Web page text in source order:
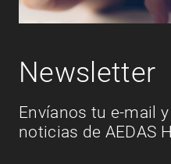
Newsletter
Envíanos tu e-mail
noticias de AEDAS